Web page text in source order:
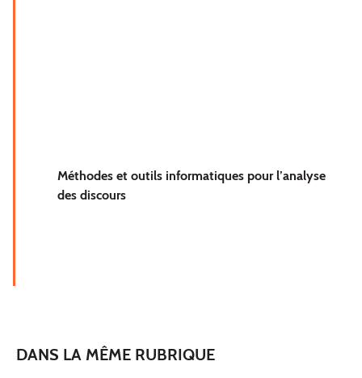
Méthodes et outils informatiques pour l’analyse
des discours
DANS LA MÊME RUBRIQUE